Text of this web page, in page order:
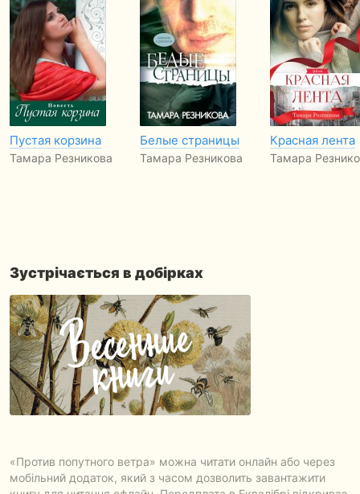
Пустая корзина
Тамара Резникова
Белые страницы
Тамара Резникова
Красная лента
Тамара
Зустрічається в добірках
«Против попутного ветра» можна читати онлайн або через
мобільний додаток, який з часом дозволить завантажити